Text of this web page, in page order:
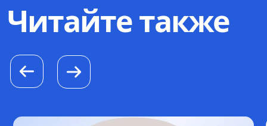
Читайте также